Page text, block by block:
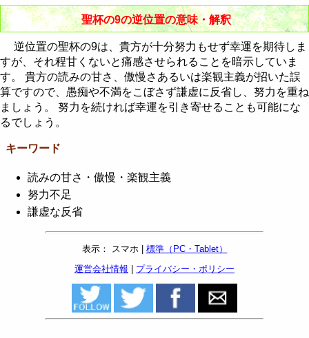
聖杯の9の逆位置の意味・解釈
逆位置の聖杯の9は、貴方が十分努力もせず幸運を期待しま
すが、それ程甘くないと痛感させられることを暗示していま
す。 貴方の読みの甘さ、傲慢さあるいは楽観主義が招いた誤
算ですので、愚痴や不満をこぼさず謙虚に反省し、努力を重ね
ましょう。 努力を続ければ幸運を引き寄せることも可能にな
るでしょう。
キーワード
読みの甘さ・傲慢・楽観主義
努力不足
謙虚な反省
表示： スマホ | 標準（PC・Tablet）
運営会社情報 | プライバシー・ポリシー